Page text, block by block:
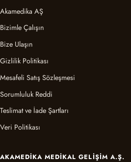
Akamedika AŞ
Bizimle Çalışın
Bize Ulaşın
Gizlilik Politikası
Mesafeli Satış Sözleşmesi
Sorumluluk Reddi
Teslimat ve İade Şartları
Veri Politikası
AKAMEDIKA MEDIKAL GELIŞIM A.Ş.